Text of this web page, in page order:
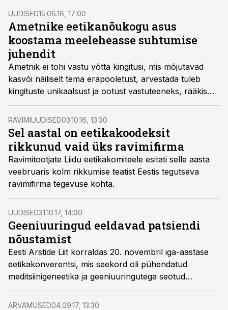
UUDISED15.06.16, 17:00
Ametnike eetikanõukogu asus
koostama meeleheasse suhtumise
juhendit
Ametnik ei tohi vastu võtta kingitusi, mis mõjutavad
kasvõi näiliselt tema erapooletust, arvestada tuleb
kingituste unikaalsust ja ootust vastuteeneks, rääkis
ametnikueetika nõukogu juht Heiki Sibul.
RAVIMIUUDISED03.10.16, 13:30
Sel aastal on eetikakoodeksit
rikkunud vaid üks ravimifirma
Ravimitootjate Liidu eetikakomiteele esitati selle aasta
veebruaris kolm rikkumise teatist Eestis tegutseva
ravimifirma tegevuse kohta.
UUDISED31.10.17, 14:00
Geeniuuringud eeldavad patsiendi
nõustamist
Eesti Arstide Liit korraldas 20. novembril iga-aastase
eetikakonverentsi, mis seekord oli pühendatud
meditsiinigeneetika ja geeniuuringutega seotud
eetilistele dilemmadele.
ARVAMUSED04.09.17, 13:30